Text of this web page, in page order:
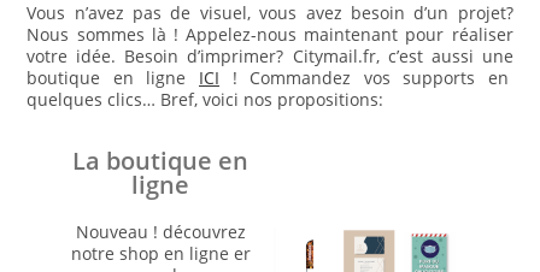
Vous n’avez pas de visuel, vous avez besoin d’un projet?
Nous sommes là ! Appelez-nous maintenant pour réaliser
votre idée. Besoin d’imprimer? Citymail.fr, c’est aussi une
boutique en ligne ICI ! Commandez vos supports en
quelques clics… Bref, voici nos propositions:
La boutique en
ligne
Nouveau ! découvrez
notre shop en ligne er